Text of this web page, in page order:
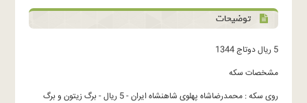
توضیحات
5 ریال دوتاج 1344
مشخصات سکه
روی سکه : محمدرضاشاه پهلوی شاهنشاه ایران - 5 ریال - برگ زیتون و برگ